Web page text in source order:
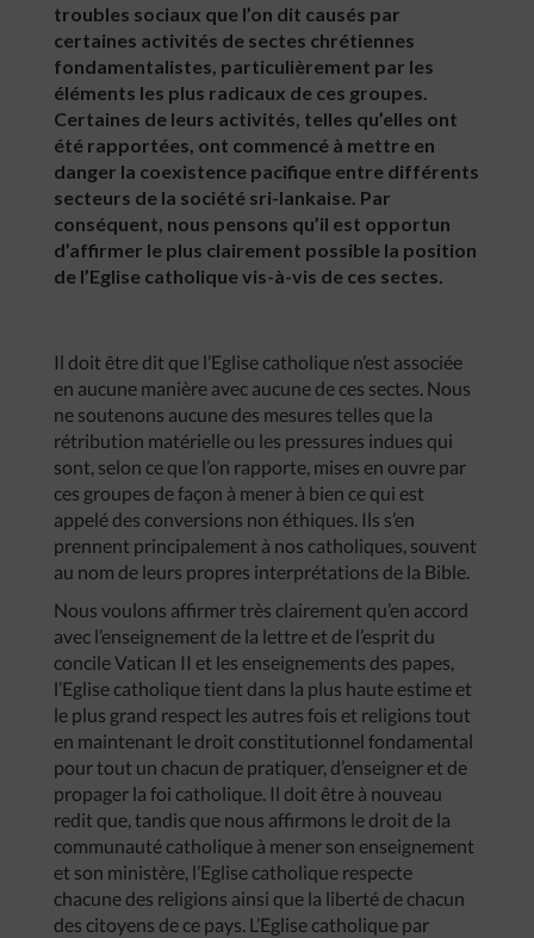
troubles sociaux que l’on dit causés par
certaines activités de sectes chrétiennes
fondamentalistes, particulièrement par les
éléments les plus radicaux de ces groupes.
Certaines de leurs activités, telles qu’elles ont
été rapportées, ont commencé à mettre en
danger la coexistence pacifique entre différents
secteurs de la société sri-lankaise. Par
conséquent, nous pensons qu’il est opportun
d’affirmer le plus clairement possible la position
de l’Eglise catholique vis-à-vis de ces sectes.
Il doit être dit que l’Eglise catholique n’est associée
en aucune manière avec aucune de ces sectes. Nous
ne soutenons aucune des mesures telles que la
rétribution matérielle ou les pressures indues qui
sont, selon ce que l’on rapporte, mises en ouvre par
ces groupes de façon à mener à bien ce qui est
appelé des conversions non éthiques. Ils s’en
prennent principalement à nos catholiques, souvent
au nom de leurs propres interprétations de la Bible.
Nous voulons affirmer très clairement qu’en accord
avec l’enseignement de la lettre et de l’esprit du
concile Vatican II et les enseignements des papes,
l’Eglise catholique tient dans la plus haute estime et
le plus grand respect les autres fois et religions tout
en maintenant le droit constitutionnel fondamental
pour tout un chacun de pratiquer, d’enseigner et de
propager la foi catholique. Il doit être à nouveau
redit que, tandis que nous affirmons le droit de la
communauté catholique à mener son enseignement
et son ministère, l’Eglise catholique respecte
chacune des religions ainsi que la liberté de chacun
des citoyens de ce pays. L’Eglise catholique par